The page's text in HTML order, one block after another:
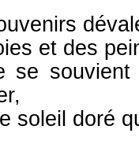
et des
se
soleil doré